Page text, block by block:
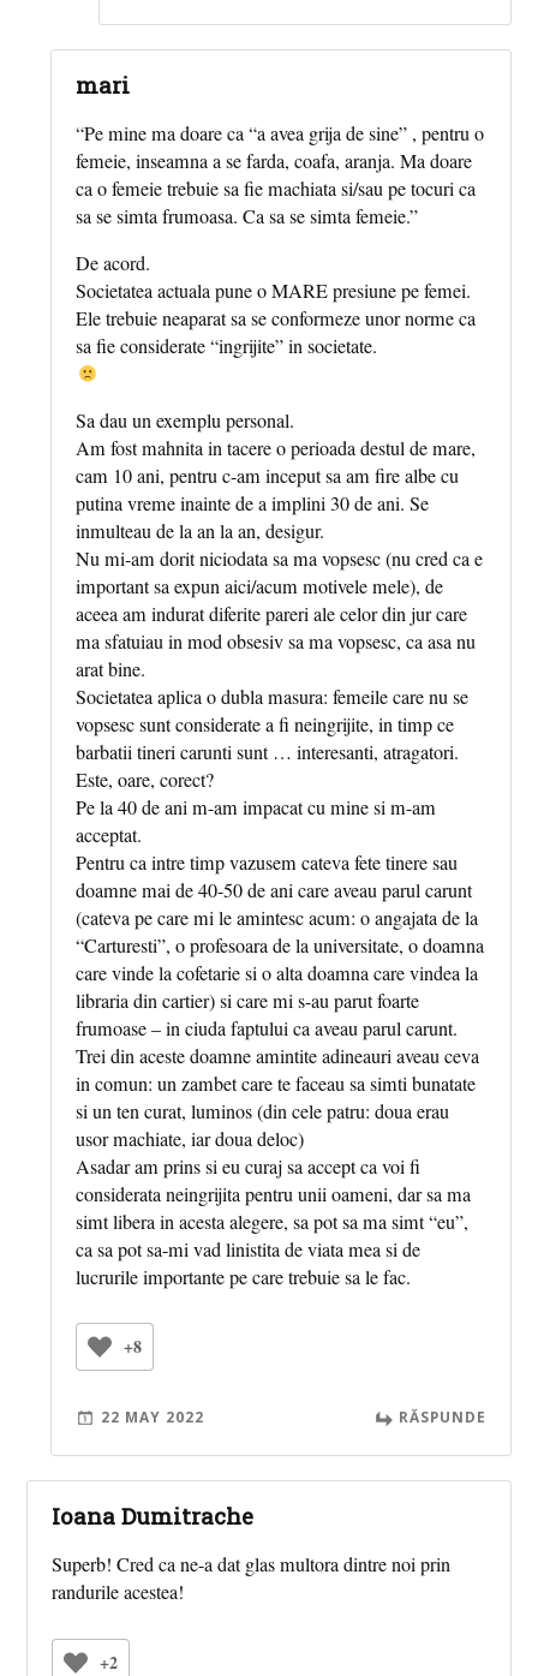
mari
“Pe mine ma doare ca “a avea grija de sine” , pentru o
femeie, inseamna a se farda, coafa, aranja. Ma doare
ca o femeie trebuie sa fie machiata si/sau pe tocuri ca
sa se simta frumoasa. Ca sa se simta femeie.”
De acord.
Societatea actuala pune o MARE presiune pe femei.
Ele trebuie neaparat sa se conformeze unor norme ca
sa fie considerate “ingrijite” in societate.
Sa dau un exemplu personal.
Am fost mahnita in tacere o perioada destul de mare,
cam 10 ani, pentru c-am inceput sa am fire albe cu
putina vreme inainte de a implini 30 de ani. Se
inmulteau de la an la an, desigur.
Nu mi-am dorit niciodata sa ma vopsesc (nu cred ca e
important sa expun aici/acum motivele mele), de
aceea am indurat diferite pareri ale celor din jur care
ma sfatuiau in mod obsesiv sa ma vopsesc, ca asa nu
arat bine.
Societatea aplica o dubla masura: femeile care nu se
vopsesc sunt considerate a fi neingrijite, in timp ce
barbatii tineri carunti sunt … interesanti, atragatori.
Este, oare, corect?
Pe la 40 de ani m-am impacat cu mine si m-am
acceptat.
Pentru ca intre timp vazusem cateva fete tinere sau
doamne mai de 40-50 de ani care aveau parul carunt
(cateva pe care mi le amintesc acum: o angajata de la
“Carturesti”, o profesoara de la universitate, o doamna
care vinde la cofetarie si o alta doamna care vindea la
libraria din cartier) si care mi s-au parut foarte
frumoase – in ciuda faptului ca aveau parul carunt.
Trei din aceste doamne amintite adineauri aveau ceva
in comun: un zambet care te faceau sa simti bunatate
si un ten curat, luminos (din cele patru: doua erau
usor machiate, iar doua deloc)
Asadar am prins si eu curaj sa accept ca voi fi
considerata neingrijita pentru unii oameni, dar sa ma
simt libera in acesta alegere, sa pot sa ma simt “eu”,
ca sa pot sa-mi vad linistita de viata mea si de
lucrurile importante pe care trebuie sa le fac.
+8
22 MAY 2022 RĂSPUNDE
Ioana Dumitrache
Superb! Cred ca ne-a dat glas multora dintre noi prin
randurile acestea!
+2